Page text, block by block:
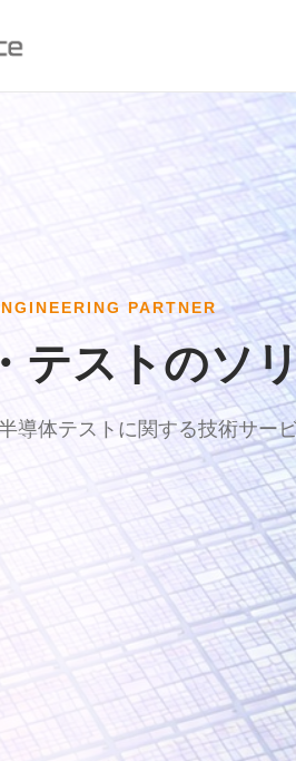
PARTNER
テストのソ
導体テストに関する技術サー